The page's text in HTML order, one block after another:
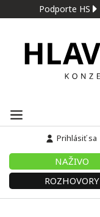
Podporte HS
Prihlásiť sa
NAŽIVO
ROZHOVORY